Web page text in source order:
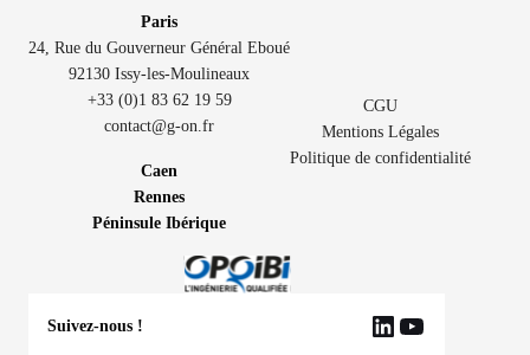
Paris
24, Rue du Gouverneur Général Eboué
92130 Issy-les-Moulineaux
+33 (0)1 83 62 19 59
contact@g-on.fr
Caen
Rennes
Péninsule Ibérique
CGU
Mentions Légales
Politique de confidentialité
Suivez-nous ! LinkedIn
YouTube